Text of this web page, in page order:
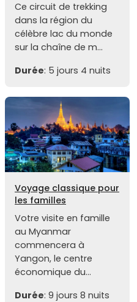
Ce circuit de trekking
dans la région du
célèbre lac du monde
sur la chaîne de m...
Durée: 5 jours 4 nuits
Voyage classique pour
les familles
Votre visite en famille
au Myanmar
commencera à
Yangon, le centre
économique du...
Durée: 9 jours 8 nuits